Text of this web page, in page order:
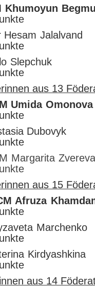
Khumoyun
aus 13
Umida Omonova
aus 15
Afruza
aus 14